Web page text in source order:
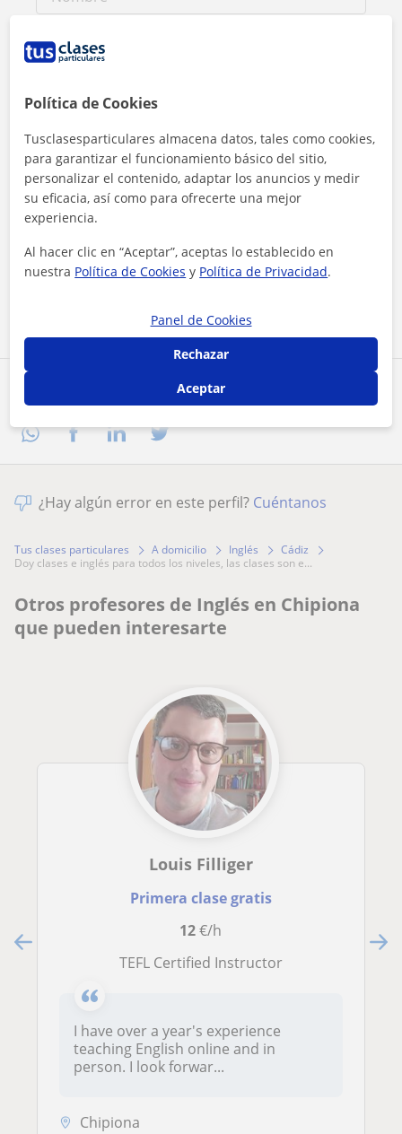
Comparte a este profesor
Al hacer clic, aceptas nuestro aviso legal y de privacidad
¿Hay algún error en este perfil? Cuéntanos
Tus clases particulares A domicilio Inglés
Cádiz
doy clases e inglés para todos los niveles, las clases son e...
Otros profesores de Inglés en Chipiona
que pueden interesarte
Louis Filliger
Primera clase gratis
12€/h
TEFL Certified Instructor
I have over a year's experience
teaching English online and in
person. I look forwar...
Chipiona
Política de Cookies
Tusclasesparticulares almacena datos, tales como cookies,
para garantizar el funcionamiento básico del sitio,
personalizar el contenido, adaptar los anuncios y medir
su eficacia, así como para ofrecerte una mejor
experiencia.
Al hacer clic en “Aceptar”, aceptas lo establecido en
nuestra Política de Cookies y Política de Privacidad.
Panel de Cookies
Rechazar
Aceptar